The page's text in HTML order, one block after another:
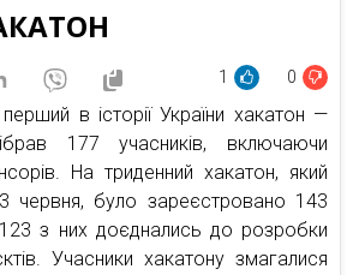
1 0
в історії України хакатон —
177 учасників, включаючи
На триденний хакатон, який
червня, було зареєстровано 143
з них доєднались до розробки
Учасники хакатону змагалися